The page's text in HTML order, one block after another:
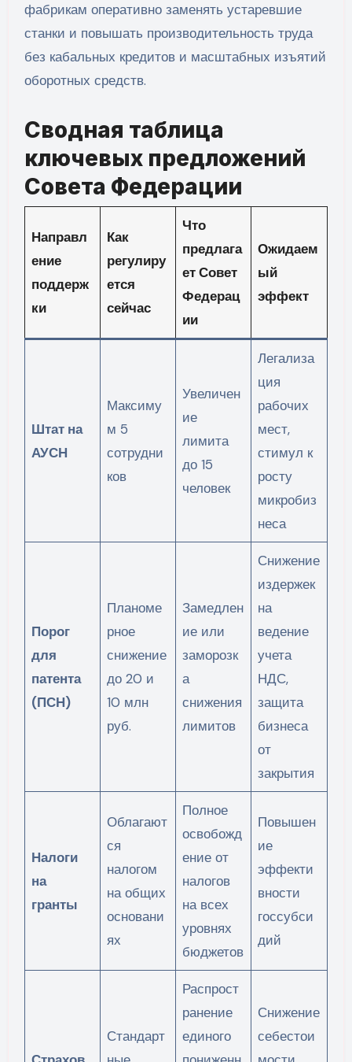
фабрикам оперативно заменять устаревшие
станки и повышать производительность труда
без кабальных кредитов и масштабных изъятий
оборотных средств.
Сводная таблица
ключевых предложений
Совета Федерации
Направл
ение
поддерж
ки
Как
регулиру
ется
сейчас
Что
предлага
ет Совет
Федерац
ии
Ожидаем
ый
эффект
Штат на
АУСН
Максиму
м 5
сотрудни
ков
Увеличен
ие
лимита
до 15
человек
Легализа
ция
рабочих
мест,
стимул к
росту
микробиз
неса
Порог
для
патента
(ПСН)
Планоме
рное
снижение
до 20 и
10 млн
руб.
Замедлен
ие или
заморозк
а
снижения
лимитов
Снижение
издержек
на
ведение
учета
НДС,
защита
бизнеса
от
закрытия
Налоги
на
гранты
Облагают
ся
налогом
на общих
основани
ях
Полное
освобожд
ение от
налогов
на всех
уровнях
бюджетов
Повышен
ие
эффекти
вности
госсубси
дий
Стандарт
Распрост
ранение
единого
Снижение
себестои